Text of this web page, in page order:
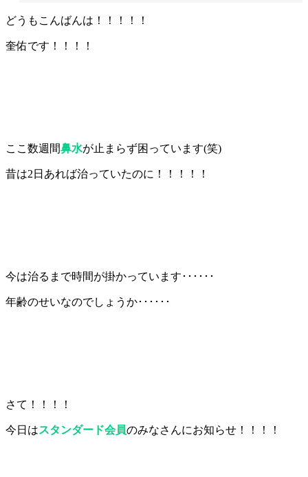
どうもこんばんは！！！！！
奎佑です！！！！
ここ数週間鼻水が止まらず困っています(笑)
昔は2日あれば治っていたのに！！！！！
今は治るまで時間が掛かっています･･････
年齢のせいなのでしょうか･･････
さて！！！！
今日はスタンダード会員のみなさんにお知らせ！！！！